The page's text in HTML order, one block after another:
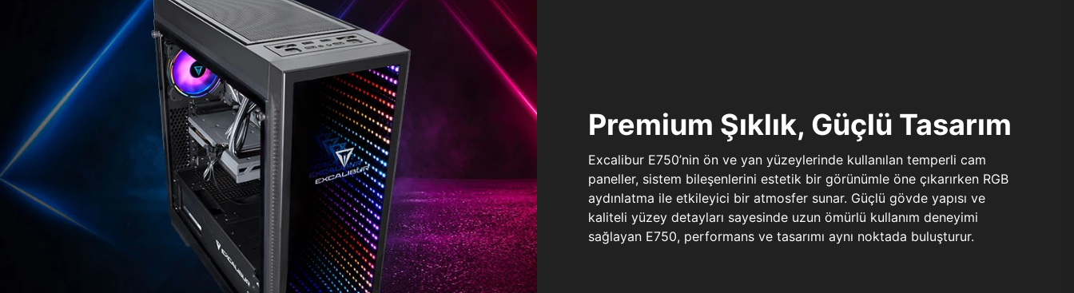
Premium Şıklık, Güçlü Tasarım
Excalibur E750’nin ön ve yan yüzeylerinde kullanılan temperli cam
paneller, sistem bileşenlerini estetik bir görünümle öne çıkarırken RGB
aydınlatma ile etkileyici bir atmosfer sunar. Güçlü gövde yapısı ve
kaliteli yüzey detayları sayesinde uzun ömürlü kullanım deneyimi
sağlayan E750, performans ve tasarımı aynı noktada buluşturur.